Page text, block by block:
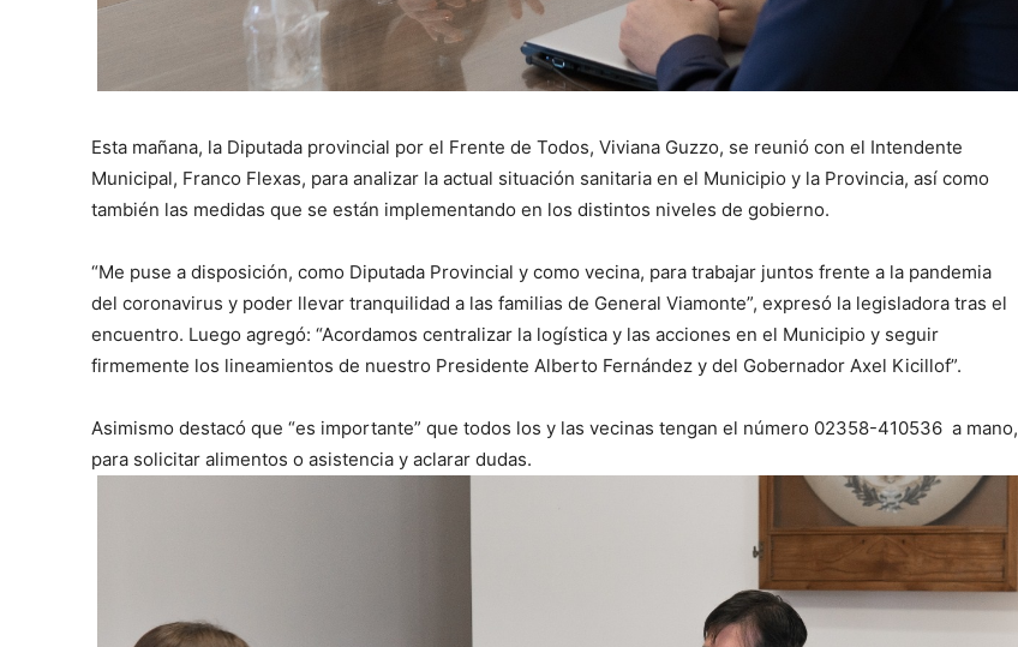
Esta mañana, la Diputada provincial por el Frente de Todos, Viviana Guzzo, se reunió con el Intendente
Municipal, Franco Flexas, para analizar la actual situación sanitaria en el Municipio y la Provincia, así como
también las medidas que se están implementando en los distintos niveles de gobierno.
“Me puse a disposición, como Diputada Provincial y como vecina, para trabajar juntos frente a la pandemia
del coronavirus y poder llevar tranquilidad a las familias de General Viamonte”, expresó la legisladora tras el
encuentro. Luego agregó: “Acordamos centralizar la logística y las acciones en el Municipio y seguir
firmemente los lineamientos de nuestro Presidente Alberto Fernández y del Gobernador Axel Kicillof”.
Asimismo destacó que “es importante” que todos los y las vecinas tengan el número 02358-410536 a mano,
para solicitar alimentos o asistencia y aclarar dudas.